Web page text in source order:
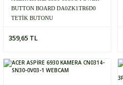
BUTTON BOARD DA0ZK1TR6D0
TETİK BUTONU
359,65 TL